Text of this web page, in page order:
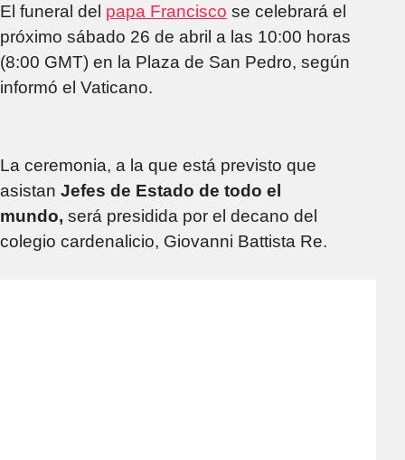
El funeral del papa Francisco se celebrará el
próximo sábado 26 de abril a las 10:00 horas
(8:00 GMT) en la Plaza de San Pedro, según
informó el Vaticano.
La ceremonia, a la que está previsto que
asistan Jefes de Estado de todo el
mundo, será presidida por el decano del
colegio cardenalicio, Giovanni Battista Re.